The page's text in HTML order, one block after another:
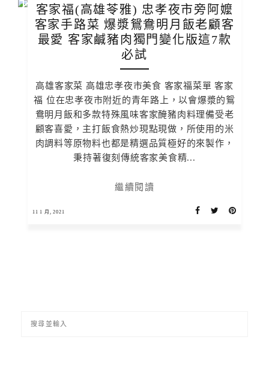
客家福(高雄苓雅) 忠孝夜市旁阿嬤
客家手路菜 爆漿鴛鴦明月飯老顧客
最愛 客家鹹豬肉獨門變化版這7款
必試
高雄客家菜 高雄忠孝夜市美食 客家福菜單 客家
福 位在忠孝夜市附近的青年路上，以會爆漿的鴛
鴦明月飯和多款特殊風味客家醃豬肉料理備受老
顧客喜愛，主打飯食熱炒現點現做，所使用的米
肉調料等原物料也都是精選品質極好的來製作，
秉持著復刻傳統客家美食精...
繼續閱讀
11 1 月, 2021